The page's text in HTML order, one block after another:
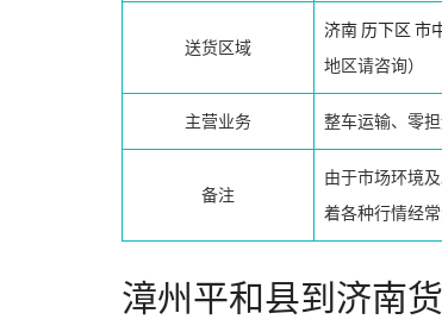
送货区域
济南 历下区 市
地区请咨询）
主营业务 整车运输、零
备注
由于市场环境
着各种行情经
漳州平和县到济南